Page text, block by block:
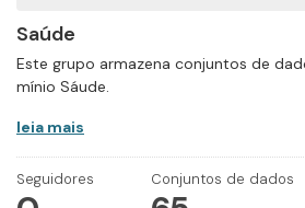
Saúde
Este grupo armazena conjuntos de
mínio Sáude.
leia mais
Seguidores Conjuntos de dados